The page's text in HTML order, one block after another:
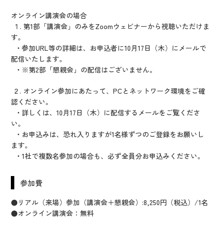
オンライン講演会の場合
１. 第1部「講演会」のみをZoomウェビナーから視聴いただけま
す。
・参加URL等の詳細は、お申込者に10月17日（木）にメールで
配信いたします。
・※第2部「懇親会」の配信はございません。
２. オンライン参加にあたって、PCとネットワーク環境をご確
認ください。
・詳しくは、10月17日（木）に配信するメールをご覧くださ
い。
・お申込みは、恐れ入りますが1名様ずつのご登録をお願いし
ます。
・1社で複数名参加の場合も、必ず全員分お申込みください。
参加費
●リアル（来場）参加（講演会＋懇親会）:8,250円（税込）/1名
●オンライン講演会：無料